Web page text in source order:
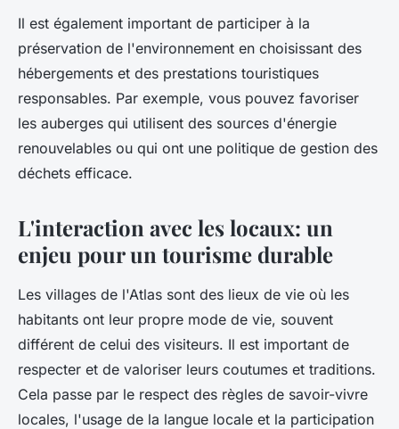
Il est également important de participer à la
préservation de l'environnement en choisissant des
hébergements et des prestations touristiques
responsables. Par exemple, vous pouvez favoriser
les auberges qui utilisent des sources d'énergie
renouvelables ou qui ont une politique de gestion des
déchets efficace.
L'interaction avec les locaux: un
enjeu pour un tourisme durable
Les villages de l'Atlas sont des lieux de vie où les
habitants ont leur propre mode de vie, souvent
différent de celui des visiteurs. Il est important de
respecter et de valoriser leurs coutumes et traditions.
Cela passe par le respect des règles de savoir-vivre
locales, l'usage de la langue locale et la participation